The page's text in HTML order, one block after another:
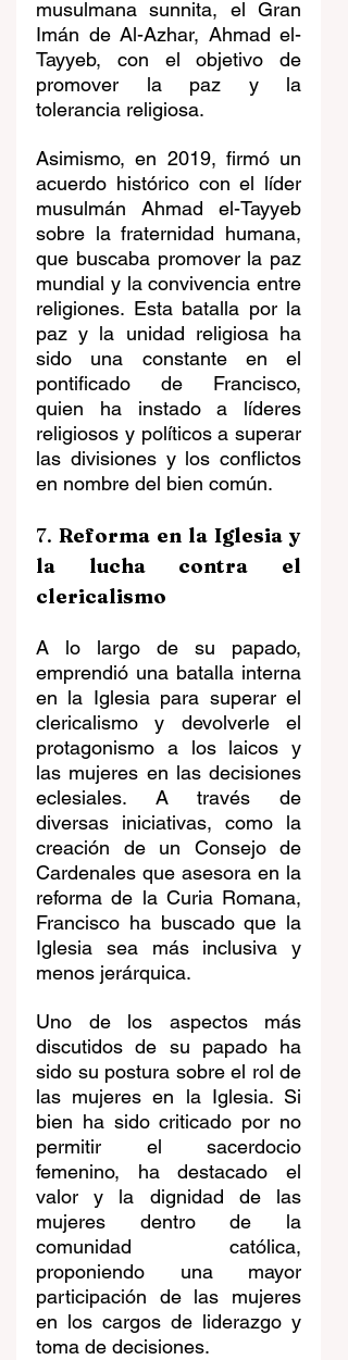
musulmana sunnita, el Gran
Imán de Al-Azhar, Ahmad el-
Tayyeb, con el objetivo de
promover la paz y la
tolerancia religiosa.
Asimismo, en 2019, firmó un
acuerdo histórico con el líder
musulmán Ahmad el-Tayyeb
sobre la fraternidad humana,
que buscaba promover la paz
mundial y la convivencia entre
religiones. Esta batalla por la
paz y la unidad religiosa ha
sido una constante en el
pontificado de Francisco,
quien ha instado a líderes
religiosos y políticos a superar
las divisiones y los conflictos
en nombre del bien común.
7. Reforma en la Iglesia y
la lucha contra el
clericalismo
A lo largo de su papado,
emprendió una batalla interna
en la Iglesia para superar el
clericalismo y devolverle el
protagonismo a los laicos y
las mujeres en las decisiones
eclesiales. A través de
diversas iniciativas, como la
creación de un Consejo de
Cardenales que asesora en la
reforma de la Curia Romana,
Francisco ha buscado que la
Iglesia sea más inclusiva y
menos jerárquica.
Uno de los aspectos más
discutidos de su papado ha
sido su postura sobre el rol de
las mujeres en la Iglesia. Si
bien ha sido criticado por no
permitir el sacerdocio
femenino, ha destacado el
valor y la dignidad de las
mujeres dentro de la
comunidad católica,
proponiendo una mayor
participación de las mujeres
en los cargos de liderazgo y
toma de decisiones.